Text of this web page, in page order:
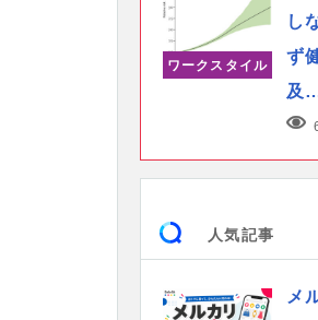
ワークスタイル
し
ず
及
人気記事
メ